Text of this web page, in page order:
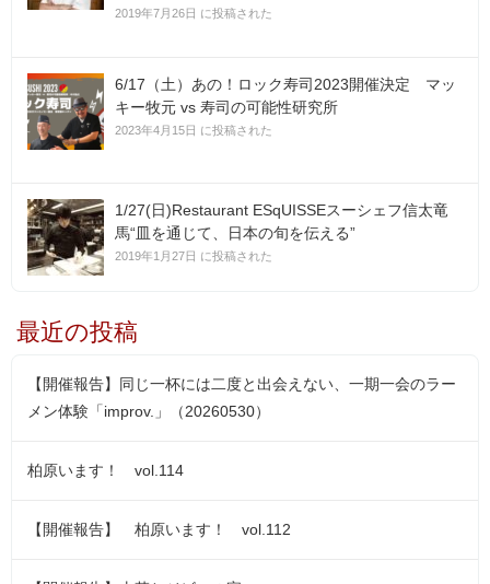
2019年7月26日 に投稿された
6/17（土）あの！ロック寿司2023開催決定 マッ
キー牧元 vs 寿司の可能性研究所
2023年4月15日 に投稿された
1/27(日)Restaurant ESqUISSEスーシェフ信太竜
馬“皿を通じて、日本の旬を伝える”
2019年1月27日 に投稿された
最近の投稿
【開催報告】同じ一杯には二度と出会えない、一期一会のラー
メン体験「improv.」（20260530）
柏原います！ vol.114
【開催報告】 柏原います！ vol.112